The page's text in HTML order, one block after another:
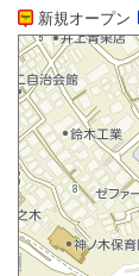
新規オープン